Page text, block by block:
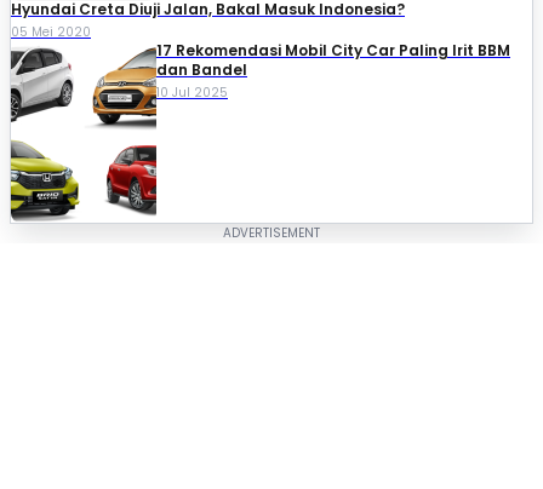
Hyundai Creta Diuji Jalan, Bakal Masuk Indonesia?
05 Mei 2020
17 Rekomendasi Mobil City Car Paling Irit BBM
dan Bandel
10 Jul 2025